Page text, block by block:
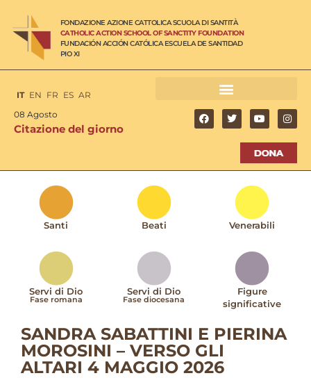
FONDAZIONE AZIONE CATTOLICA SCUOLA DI SANTITÀ
CATHOLIC ACTION SCHOOL OF SANCTITY FOUNDATION
FUNDACIÓN ACCIÓN CATÓLICA ESCUELA DE SANTIDAD
PIO XI
IT EN FR ES AR
08 Agosto
Citazione del giorno
Santi Beati Venerabili
Servi di Dio
Fase romana
Servi di Dio
Fase diocesana
Figure
significative
SANDRA SABATTINI E PIERINA
MOROSINI – VERSO GLI
ALTARI 4 MAGGIO 2026